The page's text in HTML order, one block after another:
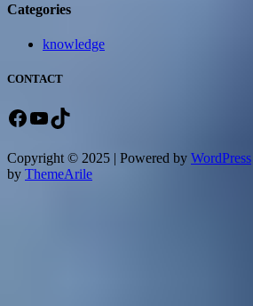
Categories
knowledge
CONTACT
Facebook
YouTube
TikTok
Copyright © 2025 | Powered by WordPress
by ThemeArile